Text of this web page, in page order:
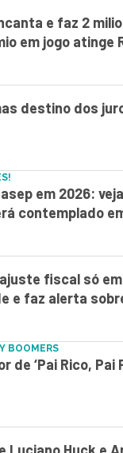
e faz 2
em jogo atinge
destino dos
em 2026:
contemplado
fiscal só
e faz alerta
BOOMERS
de ‘Pai Rico, Pai